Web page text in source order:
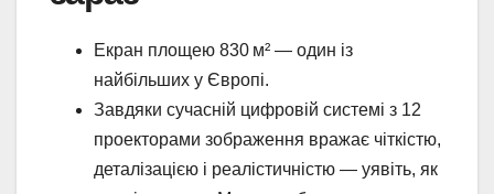
Екран площею 830 м² — один із
найбільших у Європі.
Завдяки сучасній цифровій системі з 12
проекторами зображення вражає чіткістю,
деталізацією і реалістичністю — уявіть, як